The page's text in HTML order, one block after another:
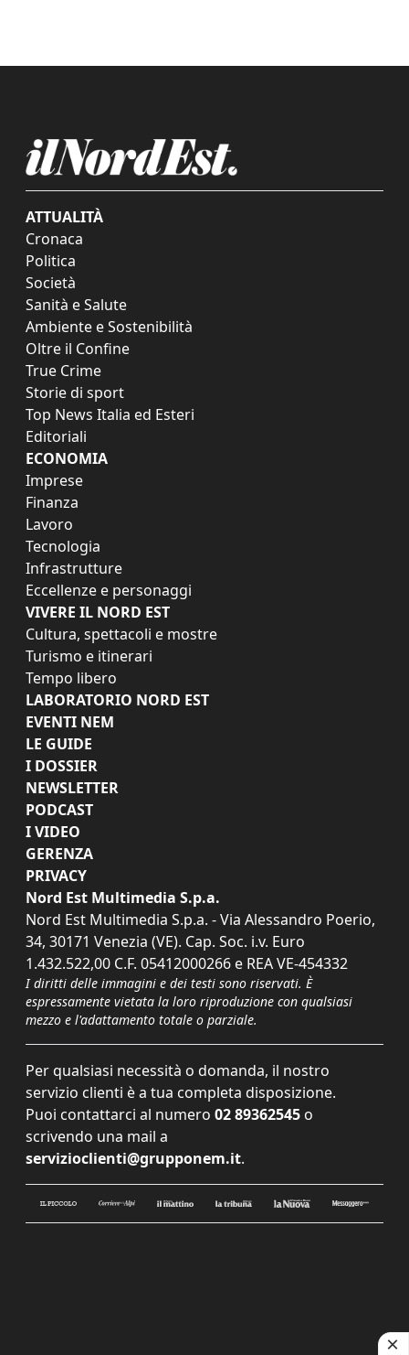
ATTUALITÀ
Cronaca
Politica
Società
Sanità e Salute
Ambiente e Sostenibilità
Oltre il Confine
True Crime
Storie di sport
Top News Italia ed Esteri
Editoriali
ECONOMIA
Imprese
Finanza
Lavoro
Tecnologia
Infrastrutture
Eccellenze e personaggi
VIVERE IL NORD EST
Cultura, spettacoli e mostre
Turismo e itinerari
Tempo libero
LABORATORIO NORD EST
EVENTI NEM
LE GUIDE
I DOSSIER
NEWSLETTER
PODCAST
I VIDEO
GERENZA
PRIVACY
Nord Est Multimedia S.p.a.
Nord Est Multimedia S.p.a. - Via Alessandro Poerio,
34, 30171 Venezia (VE). Cap. Soc. i.v. Euro
1.432.522,00 C.F. 05412000266 e REA VE-454332
I diritti delle immagini e dei testi sono riservati. È
espressamente vietata la loro riproduzione con qualsiasi
mezzo e l'adattamento totale o parziale.
Per qualsiasi necessità o domanda, il nostro
servizio clienti è a tua completa disposizione.
Puoi contattarci al numero 02 89362545 o
scrivendo una mail a
servizioclienti@grupponem.it.